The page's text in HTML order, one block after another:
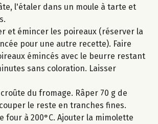
l'étaler dans un moule à tarte et
et émincer les poireaux (réserver la
pour une autre recette). Faire
émincés avec le beurre restant
sans coloration. Laisser
du fromage. Râper 70 g de
le reste en tranches fines.
four à 200°C. Ajouter la mimolette